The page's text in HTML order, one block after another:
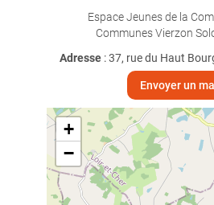
Espace Jeunes de la
Communes Vierzon
Adresse : 37, rue du Haut
Envoyer un
+
−